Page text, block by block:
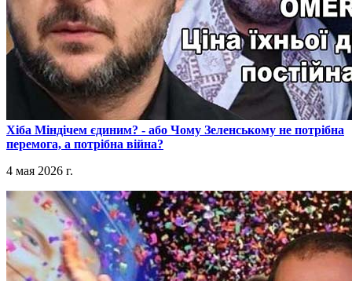
​Хіба Міндічем єдиним? - або Чому Зеленському не потрібна
перемога, а потрібна війна?
4 мая 2026 г.